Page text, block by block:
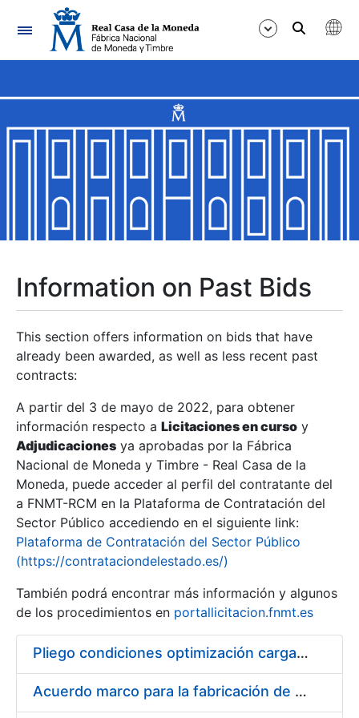
Navigation
Show/Hide
Show/Hide
Show/Hide
Show/Hide
Show/Hide
Show/Hide
Information on Past Bids
This section offers information on bids that have
already been awarded, as well as less recent past
contracts:
A partir del 3 de mayo de 2022, para obtener
información respecto a Licitaciones en curso y
Adjudicaciones ya aprobadas por la Fábrica
Nacional de Moneda y Timbre - Real Casa de la
Moneda, puede acceder al perfil del contratante del
a FNMT-RCM en la Plataforma de Contratación del
Sector Público accediendo en el siguiente link:
Plataforma de Contratación del Sector Público
(https://contrataciondelestado.es/)
También podrá encontrar más información y algunos
de los procedimientos en portallicitacion.fnmt.es
Pliego condiciones optimización cargas compras firmado
Acuerdo marco para la fabricación de piezas